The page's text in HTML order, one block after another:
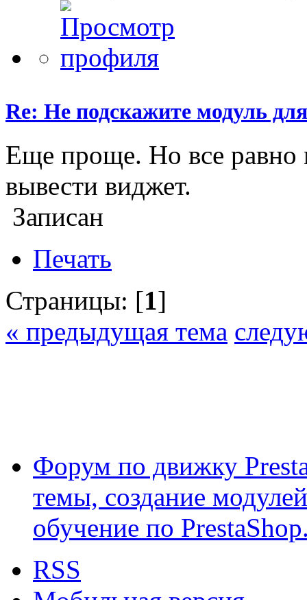
Re: Не подскажите модуль
Еще проще. Но все равно
вывести виджет.
Записан
Печать
Страницы: [1]
« предыдущая тема
Форум по движку
темы, создание
обучение по
RSS